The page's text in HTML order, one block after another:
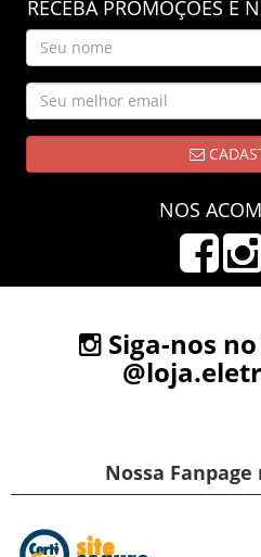
RECEBA PROMOÇÕES E
NOS
Siga-nos
Nossa Fanpage